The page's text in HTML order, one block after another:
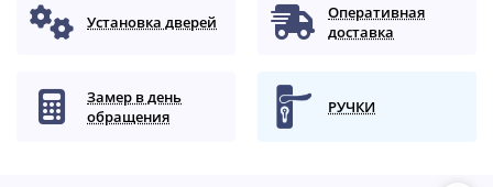
Установка дверей
Оперативная
доставка
Замер в день
обращения
РУЧКИ